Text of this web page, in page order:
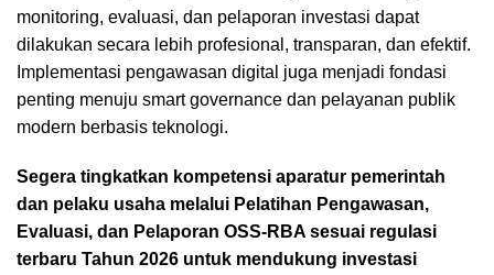
monitoring, evaluasi, dan pelaporan investasi dapat
dilakukan secara lebih profesional, transparan, dan efektif.
Implementasi pengawasan digital juga menjadi fondasi
penting menuju smart governance dan pelayanan publik
modern berbasis teknologi.
Segera tingkatkan kompetensi aparatur pemerintah
dan pelaku usaha melalui Pelatihan Pengawasan,
Evaluasi, dan Pelaporan OSS-RBA sesuai regulasi
terbaru Tahun 2026 untuk mendukung investasi